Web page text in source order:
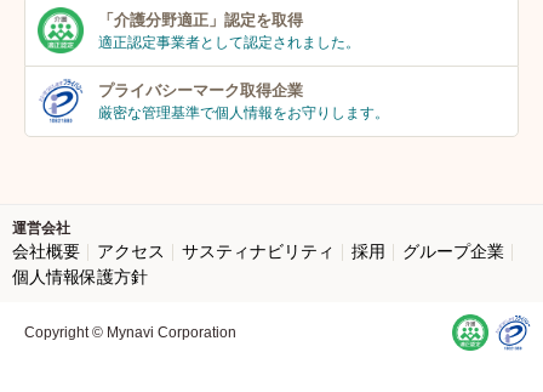
「介護分野適正」 認定を取得
適正認定事業者として認定されました。
プライバシーマーク取得企業
厳密な管理基準で個人情報をお守りします。
運営会社
会社概要 アクセス サスティナビリティ 採用
グループ企業
個人情報保護方針
Copyright © Mynavi Corporation